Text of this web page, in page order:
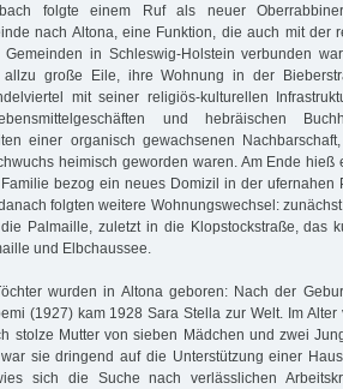
folgte einem Ruf als neuer
nach Altona, eine Funktion, die auch mit der
in Schleswig-Holstein verbunden
allzu große Eile, ihre Wohnung in der
mit seiner religiös-kulturellen
und hebräischen
einer organisch gewachsenen
heimisch geworden waren. Am Ende hieß
bezog ein neues Domizil in der ufernahen
folgten weitere Wohnungswechsel:
Palmaille, zuletzt in die Klopstockstraße, das
und Elbchaussee.
wurden in Altona geboren: Nach der
(1927) kam 1928 Sara Stella zur Welt. Im
stolze Mutter von sieben Mädchen und zwei
sie dringend auf die Unterstützung einer
sich die Suche nach verlässlichen